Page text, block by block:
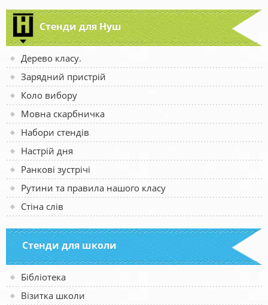
Стенди для Нуш
Дерево класу.
Зарядний пристрій
Коло вибору
Мовна скарбничка
Набори стендів
Настрій дня
Ранкові зустрічі
Рутини та правила нашого класу
Стіна слів
Стенди для школи
Бібліотека
Візитка школи